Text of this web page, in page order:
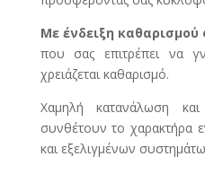
Με ένδειξη καθαρισμού
που σας επιτρέπει να
χρειάζεται καθαρισμό.
Χαμηλή κατανάλωση και
συνθέτουν το χαρακτήρα
και εξελιγμένων